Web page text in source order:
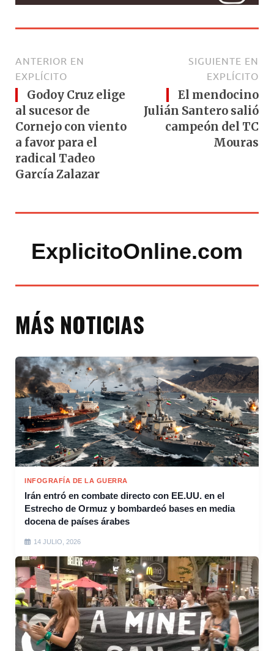
ANTERIOR EN
EXPLÍCITO
Godoy Cruz elige
al sucesor de
Cornejo con viento
a favor para el
radical Tadeo
García Zalazar
SIGUIENTE EN
EXPLÍCITO
El mendocino
Julián Santero salió
campeón del TC
Mouras
ExplicitoOnline.com
MÁS NOTICIAS
INFOGRAFÍA DE LA GUERRA
Irán entró en combate directo con EE.UU. en el
Estrecho de Ormuz y bombardeó bases en media
docena de países árabes
14 JULIO, 2026